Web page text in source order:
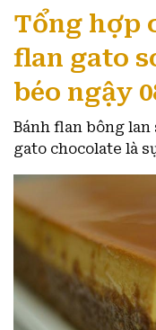
Tổng hợp
flan gato
béo ngậy
Bánh flan bông lan
gato chocolate là